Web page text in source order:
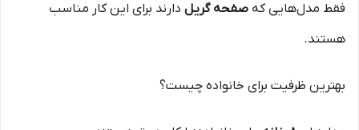
فقط مدل‌هایی که صفحه گریل دارند برای این کار مناسب
هستند.
بهترین ظرفیت برای خانواده چیست؟